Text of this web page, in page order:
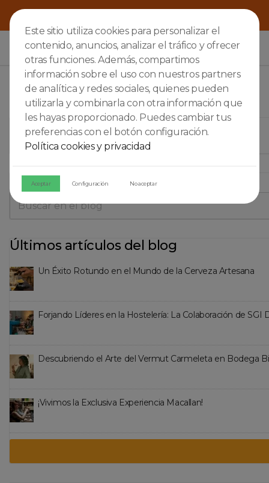
Este sitio utiliza cookies para personalizar el
contenido, anuncios, analizar el tráfico y ofrecer
otras funciones. Además, compartimos
información sobre el uso con nuestros partners
de analítica y redes sociales, quienes pueden
utilizarla y combinarla con otra información que
les hayas proporcionado. Puedes cambiar tus
preferencias con el botón configuración.
Política cookies y privacidad
Aceptar Configuración No aceptar
KETEL ONE
Buscar en el blog
Últimos artículos del blog
Un Éxito Rotundo en el Mundo de la Cerveza Artesana
Forjando Líderes en la Hostelería: La Colaboración de SGI
Descubriendo el Arte del Vermut Carmeleta en Bodega
¡Vivimos la Exclusiva Experiencia Macallan!